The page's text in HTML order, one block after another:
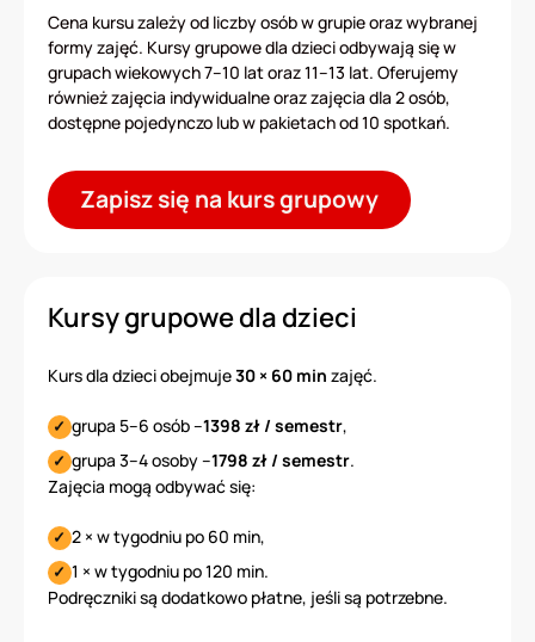
Cena kursu zależy od liczby osób w grupie oraz wybranej
formy zajęć. Kursy grupowe dla dzieci odbywają się w
grupach wiekowych 7–10 lat oraz 11–13 lat. Oferujemy
również zajęcia indywidualne oraz zajęcia dla 2 osób,
dostępne pojedynczo lub w pakietach od 10 spotkań.
Zapisz się na kurs grupowy
Kursy grupowe dla dzieci
Kurs dla dzieci obejmuje30 × 60 min zajęć.
grupa 5–6 osób –1398 zł / semestr,
grupa 3–4 osoby –1798 zł / semestr.
Zajęcia mogą odbywać się:
2 × w tygodniu po 60 min,
1 × w tygodniu po 120 min.
Podręczniki są dodatkowo płatne, jeśli są potrzebne.